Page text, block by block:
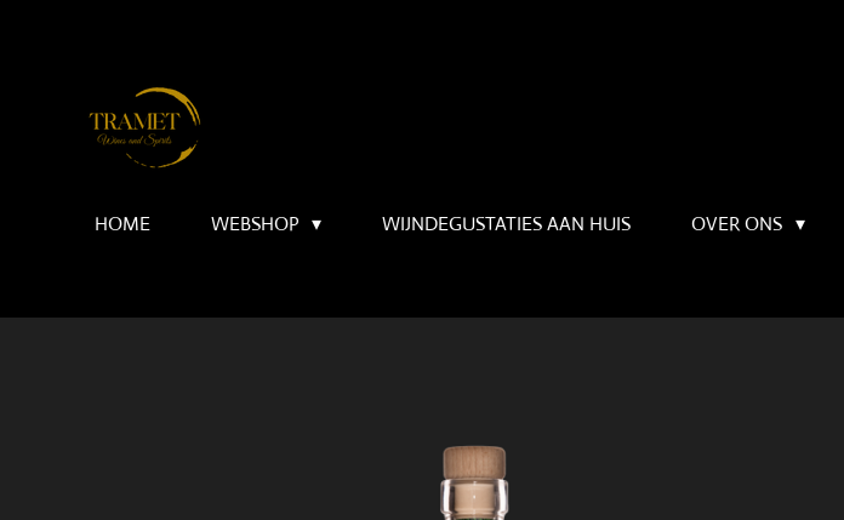
HOME WEBSHOP WIJNDEGUSTATIES AAN HUIS OVER ONS